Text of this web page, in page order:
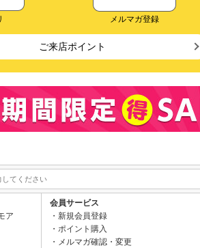
メルマガ登録
ご来店ポイント
ア
会員サービス
新規会員登録
ポイント購入
メルマガ確認・変更